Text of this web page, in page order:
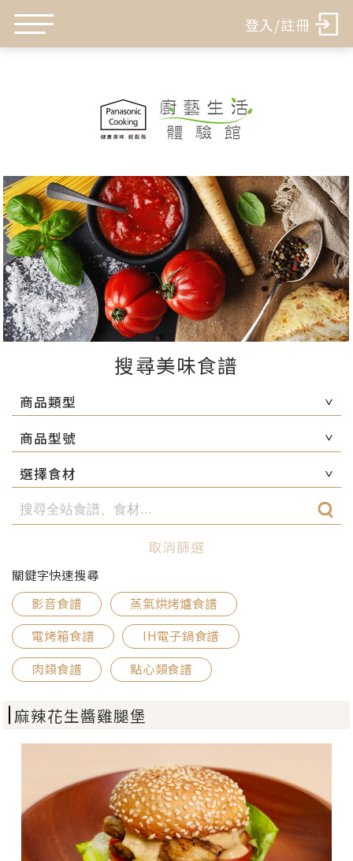
登入/註冊
搜尋美味食譜
商品類型
商品型號
選擇食材
取消篩選
關鍵字快速搜尋
影音食譜
蒸氣烘烤爐食譜
電烤箱食譜
IH電子鍋食譜
肉類食譜
點心類食譜
麻辣花生醬雞腿堡